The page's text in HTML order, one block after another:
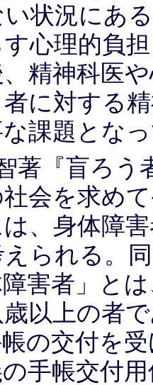
状況にあ
心理的負
精神科医
に対する
課題とな
著『盲ろ
会を求め
、身体障
られる。
害者」と
以上の者
の交付を
手帳交付